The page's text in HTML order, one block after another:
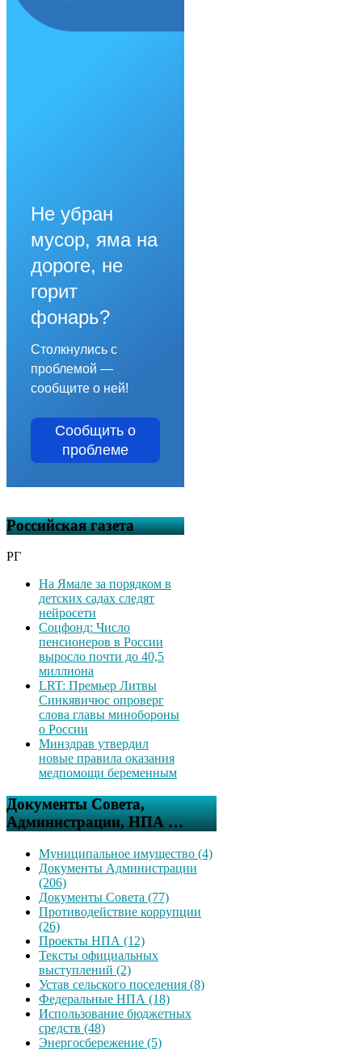
Не убран
мусор, яма на
дороге, не
горит
фонарь?
Столкнулись с
проблемой —
сообщите о ней!
Сообщить о
проблеме
Российская газета
РГ
На Ямале за порядком в
детских садах следят
нейросети
Соцфонд: Число
пенсионеров в России
выросло почти до 40,5
миллиона
LRT: Премьер Литвы
Синкявичюс опроверг
слова главы минобороны
о России
Минздрав утвердил
новые правила оказания
медпомощи беременным
Документы Совета,
Администрации, НПА …
Муниципальное имущество (4)
Документы Администрации
(206)
Документы Совета (77)
Противодействие коррупции
(26)
Проекты НПА (12)
Тексты официальных
выступлений (2)
Устав сельского поселения (8)
Федеральные НПА (18)
Использование бюджетных
средств (48)
Энергосбережение (5)